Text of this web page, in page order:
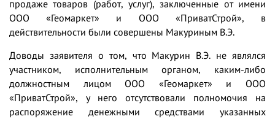
продаже товаров (работ, услуг), заключенные от имени
ООО «Геомаркет» и ООО «ПриватСтрой», в
действительности были совершены Макуриным В.Э.
Доводы заявителя о том, что Макурин В.Э. не являлся
участником, исполнительным органом, каким-либо
должностным лицом ООО «Геомаркет» и ООО
«ПриватСтрой», у него отсутствовали полномочия на
распоряжение денежными средствами указанных